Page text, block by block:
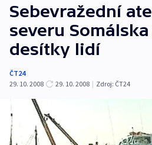
Sebevražední
severu
desítky lidí
ČT24
29. 10. 2008
29. 10. 2008 | Zdroj: ČT24